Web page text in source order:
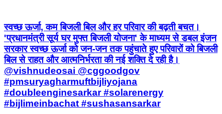
स्वच्छ ऊर्जा, कम बिजली बिल और हर परिवार की बढ़ती बचत।
'प्रधानमंत्री सूर्य घर मुफ्त बिजली योजना' के माध्यम से डबल इंजन
सरकार स्वच्छ ऊर्जा को जन-जन तक पहुंचाते हुए परिवारों को बिजली
बिल से राहत और आत्मनिर्भरता की नई शक्ति दे रही है।
@vishnudeosai @cggoodgov
#pmsuryagharmuftbijliyojana
#doubleenginesarkar #solarenergy
#bijlimeinbachat #sushasansarkar